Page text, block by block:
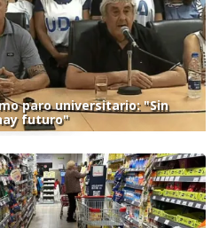
paro universitario: "Sin
futuro"